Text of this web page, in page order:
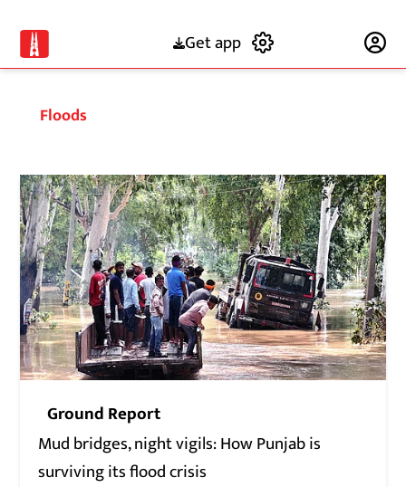
Get app
Floods
Ground Report
Mud bridges, night vigils: How Punjab is
surviving its flood crisis